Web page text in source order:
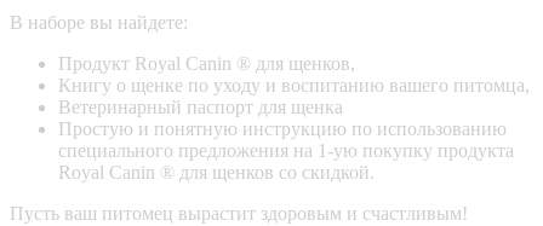
В наборе вы найдете:
Продукт Royal Canin ® для щенков,
Книгу о щенке по уходу и воспитанию вашего питомца,
Ветеринарный паспорт для щенка
Простую и понятную инструкцию по использованию
специального предложения на 1-ую покупку продукта
Royal Canin ® для щенков со скидкой.
Пусть ваш питомец вырастит здоровым и счастливым!